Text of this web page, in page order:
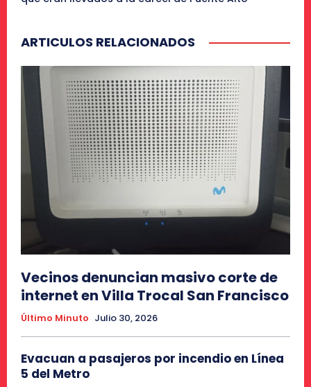
ARTICULOS RELACIONADOS
Vecinos denuncian masivo corte de
internet en Villa Trocal San Francisco
Último Minuto Julio 30, 2026
Evacuan a pasajeros por incendio en Línea
5 del Metro